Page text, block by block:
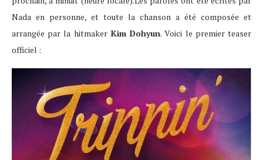
Nada en personne, et toute la chanson a été composée et
arrangée par la hitmakerKim Dohyun. Voici le premier teaser
officiel :